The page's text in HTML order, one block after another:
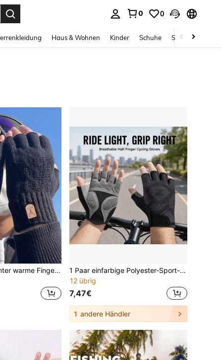
0 0
Haus & Wohnen Kinder Schuhe Schmuck &
1 Paar Herren Winter warme Fingerlose Handschuhe, geeignet für Arbeit, Studium, Fahren und Tippen. Unisex fingerlose Handschuhe.
1 Paar einfarbige Polyester-Sport-Handschuhe mit offenen Fingern, elastisch, rutschfest, lässig, Frühling/Herbst
12 übrig
7,47€
1 andere Händler